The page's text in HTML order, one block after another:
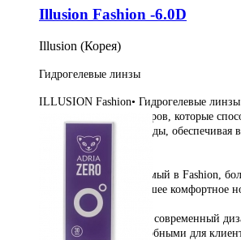
Illusion Fashion -6.0D
Illusion (Корея)
Гидрогелевые линзы
ILLUSION Fashion• Гидрогелевые
гидрофильных полимеров, которые
большое количество воды, обеспечивая
• Материал, используемый в Fashion,
что обеспечивает большее комфортное
• Данная модель имеет современный
это делает их более удобными для